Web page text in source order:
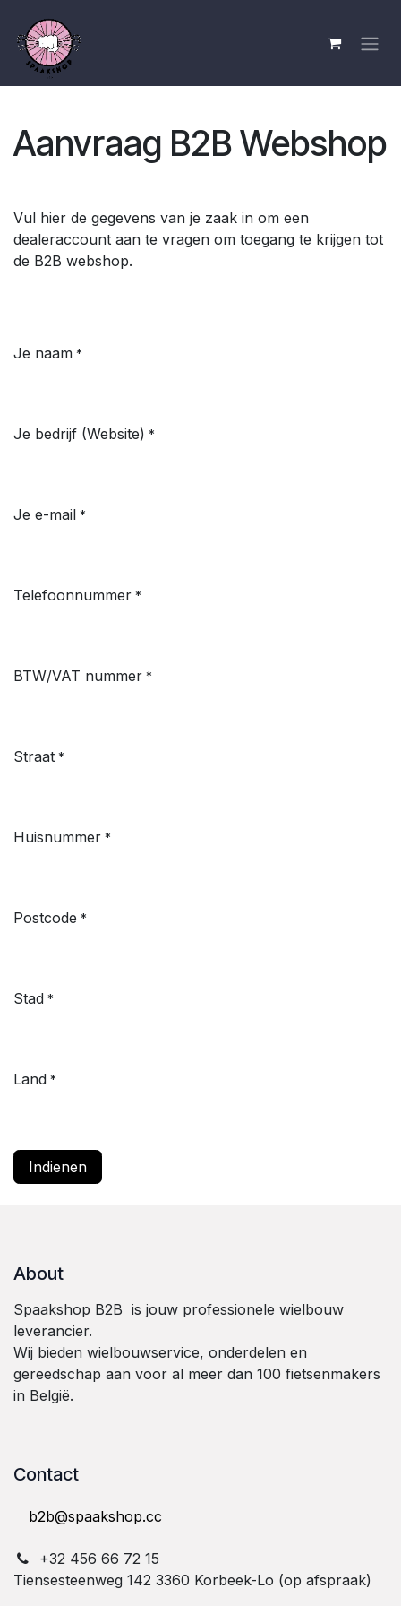
Aanvraag B2B Webshop
Vul hier de gegevens van je zaak in om een
dealeraccount aan te vragen om toegang te krijgen tot
de B2B webshop.
Je naam *
Je bedrijf (Website) *
Je e-mail *
Telefoonnummer *
BTW/VAT nummer *
Straat *
Huisnummer *
Postcode *
Stad *
Land *
Indienen
About
Spaakshop B2B is jouw professionele wielbouw
leverancier.
Wij bieden wielbouwservice, onderdelen en
gereedschap aan voor al meer dan 100 fietsenmakers
in België.
Contact
b2b@spaakshop.cc
+32 ⁠4⁠5⁠6⁠ ⁠6⁠6⁠ ⁠7⁠2⁠ ⁠1⁠5
Tiensesteenweg 142 3360 Korbeek-Lo (op afspraak)